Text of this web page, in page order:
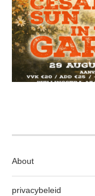
About
privacybeleid